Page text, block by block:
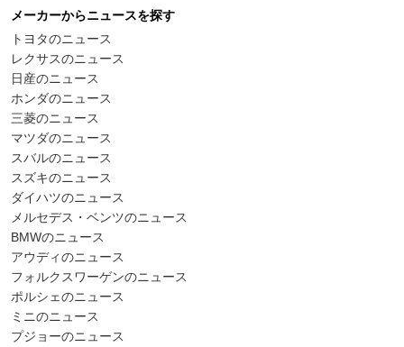
メーカーからニュースを探す
トヨタのニュース
レクサスのニュース
日産のニュース
ホンダのニュース
三菱のニュース
マツダのニュース
スバルのニュース
スズキのニュース
ダイハツのニュース
メルセデス・ベンツのニュース
BMWのニュース
アウディのニュース
フォルクスワーゲンのニュース
ポルシェのニュース
ミニのニュース
プジョーのニュース